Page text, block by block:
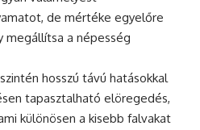
de mértéke egyelőre
megállítsa a népesség
hosszú távú hatásokkal
tapasztalható elöregedés,
különösen a kisebb falvakat